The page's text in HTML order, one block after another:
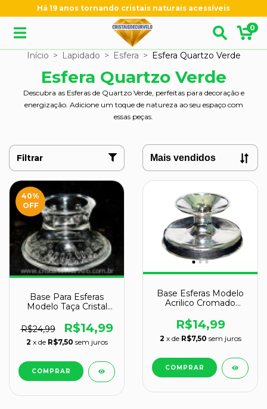
Há 19 anos tornando cristais naturais acessíveis
0
Início > Lapidado > Esfera > Esfera Quartzo Verde
Esfera Quartzo Verde
Descubra as Esferas de Quartzo Verde, perfeitas para decoração e
energização. Adicione um toque de natureza ao seu espaço com
essas peças.
Filtrar
40%
OFF
Base Para Esferas
Modelo Taça Cristal
Esferas de 150 a 900gr
R$24,99 R$14,99
2 x de R$7,50 sem juros
Base Esferas Modelo
Acrilico Cromado
R$14,99
2 x de R$7,50 sem juros